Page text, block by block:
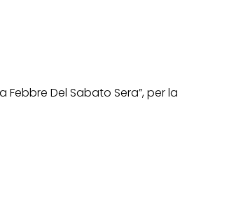
Febbre Del Sabato Sera”, per la